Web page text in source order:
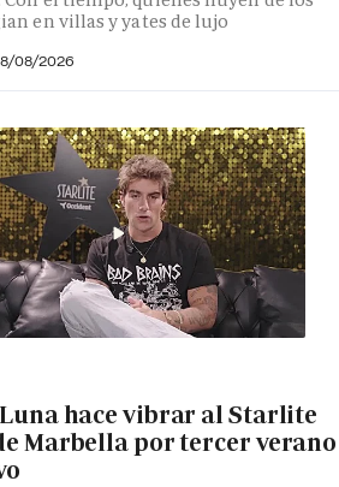
en villas y yates de lujo
08/2026
hace vibrar al Starlite
Marbella por tercer verano